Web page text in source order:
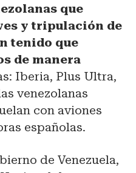
que
y tripulación de
tenido que
de manera
Iberia, Plus Ultra,
venezolanas
con aviones
españolas.
de Venezuela,